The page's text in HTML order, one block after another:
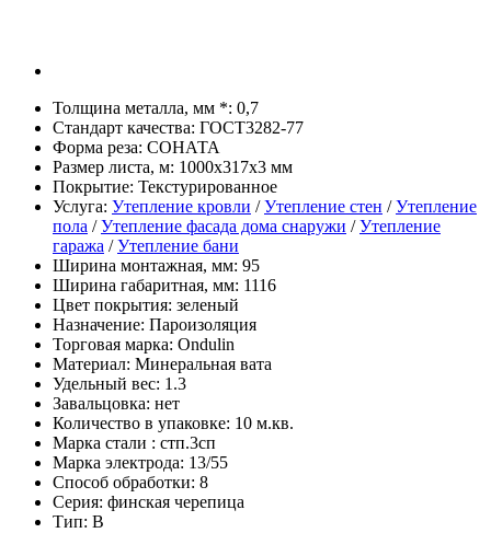
Толщина металла, мм *: 0,7
Стандарт качества: ГОСТ3282-77
Форма реза: СОНАТА
Размер листа, м: 1000х317х3 мм
Покрытие: Текстурированное
Услуга: Утепление кровли /Утепление стен /Утепление
пола /Утепление фасада дома снаружи /Утепление
гаража /Утепление бани
Ширина монтажная, мм: 95
Ширина габаритная, мм: 1116
Цвет покрытия: зеленый
Назначение: Пароизоляция
Торговая марка: Ondulin
Материал: Минеральная вата
Удельный вес: 1.3
Завальцовка: нет
Количество в упаковке: 10 м.кв.
Марка стали : стп.3сп
Марка электрода: 13/55
Способ обработки: 8
Серия: финская черепица
Тип: В